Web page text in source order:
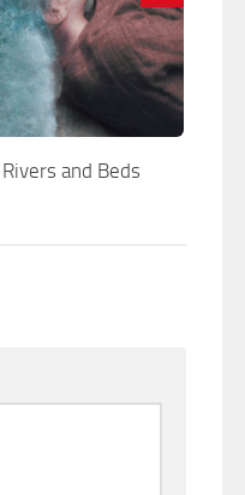
Rivers and Beds